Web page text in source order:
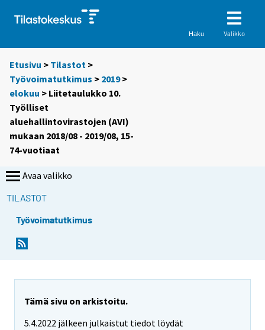
Haku Valikko
Etusivu > Tilastot >
Työvoimatutkimus > 2019>
elokuu > Liitetaulukko 10.
Työlliset
aluehallintovirastojen (AVI)
mukaan 2018/08 - 2019/08, 15-
74-vuotiaat
Avaa valikko
TILASTOT
Työvoimatutkimus
Tämä sivu on arkistoitu.
5.4.2022 jälkeen julkaistut tiedot löydät